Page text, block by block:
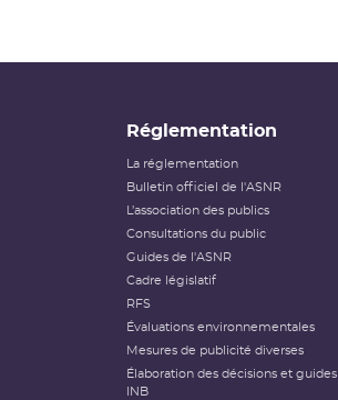
Réglementation
La réglementation
Bulletin officiel de l'ASNR
L’association des publics
Consultations du public
Guides de l'ASNR
Cadre législatif
RFS
Évaluations environnementales
Mesures de publicité diverses
Élaboration des décisions et guides
INB